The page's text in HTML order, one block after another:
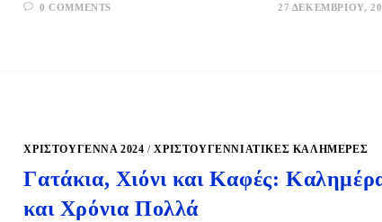
0 COMMENTS 27 ΔΕΚΕΜΒΡΊΟΥ,
ΧΡΙΣΤΟΥΓΕΝΝΑ 2024 /ΧΡΙΣΤΟΥΓΕΝΝΙΆΤΙΚΕΣ ΚΑΛΗΜΈΡΕΣ
Γατάκια, Χιόνι και Καφές:
και Χρόνια Πολλά